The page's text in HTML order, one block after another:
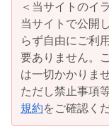
＜当サイトのイ
当サイトで公開
らず自由にご利
要ありません。
は一切かかりませ
ただし禁止事項
規約をご確認く